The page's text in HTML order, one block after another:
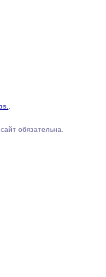
обязательна.